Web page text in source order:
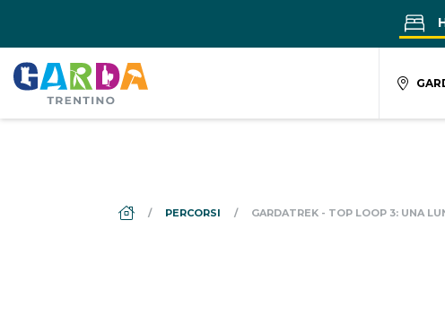
DS_BREADCRUMB.HOME
PERCORSI GARDATREK - TOP LOOP 3: UNA